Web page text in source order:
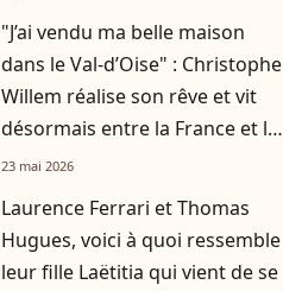
"J’ai vendu ma belle maison
dans le Val-d’Oise" : Christophe
Willem réalise son rêve et vit
désormais entre la France et le
Brésil
23 mai 2026
Laurence Ferrari et Thomas
Hugues, voici à quoi ressemble
leur fille Laëtitia qui vient de se